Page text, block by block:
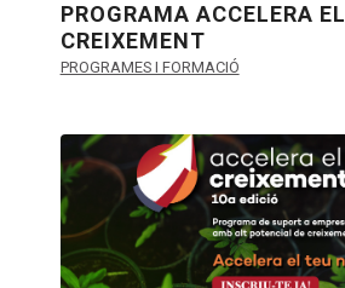
PROGRAMA ACCELERA EL
CREIXEMENT
PROGRAMES I FORMACIÓ